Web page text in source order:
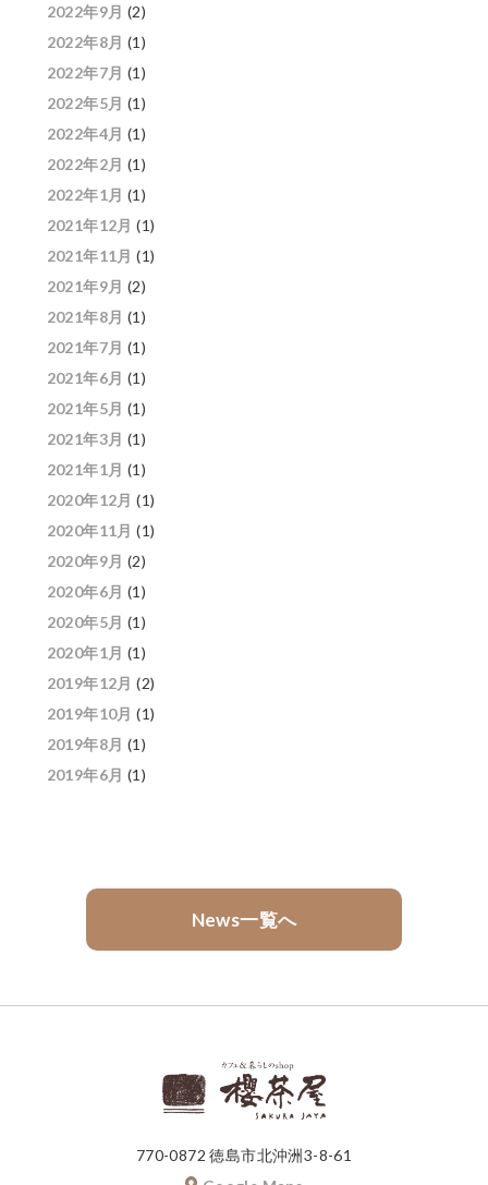
2022年9月 (2)
2022年8月 (1)
2022年7月 (1)
2022年5月 (1)
2022年4月 (1)
2022年2月 (1)
2022年1月 (1)
2021年12月 (1)
2021年11月 (1)
2021年9月 (2)
2021年8月 (1)
2021年7月 (1)
2021年6月 (1)
2021年5月 (1)
2021年3月 (1)
2021年1月 (1)
2020年12月 (1)
2020年11月 (1)
2020年9月 (2)
2020年6月 (1)
2020年5月 (1)
2020年1月 (1)
2019年12月 (2)
2019年10月 (1)
2019年8月 (1)
2019年6月 (1)
News一覧へ
770-0872 徳島市北沖洲3-8-61